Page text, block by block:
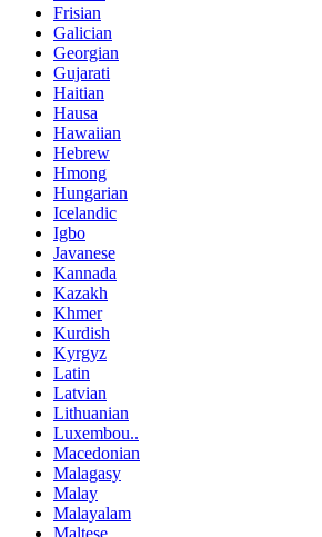
Frisian
Galician
Georgian
Gujarati
Haitian
Hausa
Hawaiian
Hebrew
Hmong
Hungarian
Icelandic
Igbo
Javanese
Kannada
Kazakh
Khmer
Kurdish
Kyrgyz
Latin
Latvian
Lithuanian
Luxembou..
Macedonian
Malagasy
Malay
Malayalam
Maltese